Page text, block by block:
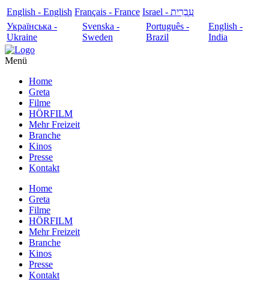
English - English Français - France
עִבְרִית - Israel
Українська -
Ukraine
Svenska -
Sweden
Português -
Brazil
English -
India
Menü
Home
Greta
Filme
HÖRFILM
Mehr Freizeit
Branche
Kinos
Presse
Kontakt
Home
Greta
Filme
HÖRFILM
Mehr Freizeit
Branche
Kinos
Presse
Kontakt